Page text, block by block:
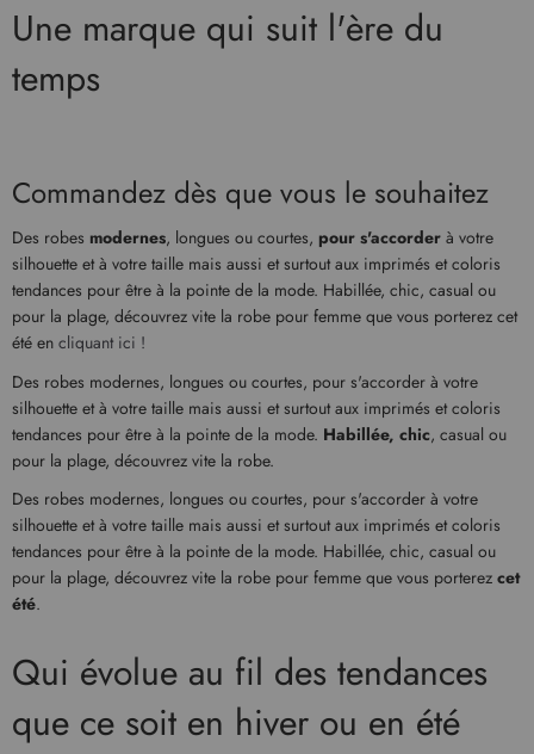
Une marque qui suit l'ère du
temps
Commandez dès que vous le souhaitez
Des robes modernes, longues ou courtes, pour s'accorder à votre
silhouette et à votre taille mais aussi et surtout aux imprimés et coloris
tendances pour être à la pointe de la mode. Habillée, chic, casual ou
pour la plage, découvrez vite la robe pour femme que vous porterez cet
été en cliquant ici !
Des robes modernes, longues ou courtes, pour s'accorder à votre
silhouette et à votre taille mais aussi et surtout aux imprimés et coloris
tendances pour être à la pointe de la mode. Habillée, chic, casual ou
pour la plage, découvrez vite la robe.
Des robes modernes, longues ou courtes, pour s'accorder à votre
silhouette et à votre taille mais aussi et surtout aux imprimés et coloris
tendances pour être à la pointe de la mode. Habillée, chic, casual ou
pour la plage, découvrez vite la robe pour femme que vous porterez cet
été.
Qui évolue au fil des tendances
que ce soit en hiver ou en été